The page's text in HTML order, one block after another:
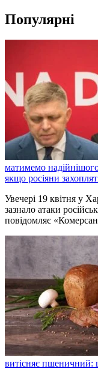
Популярні
матимемо
якщо росіяни
Увечері 19 квітня у
зазнало атаки
повідомляє
витісняє пшеничний: